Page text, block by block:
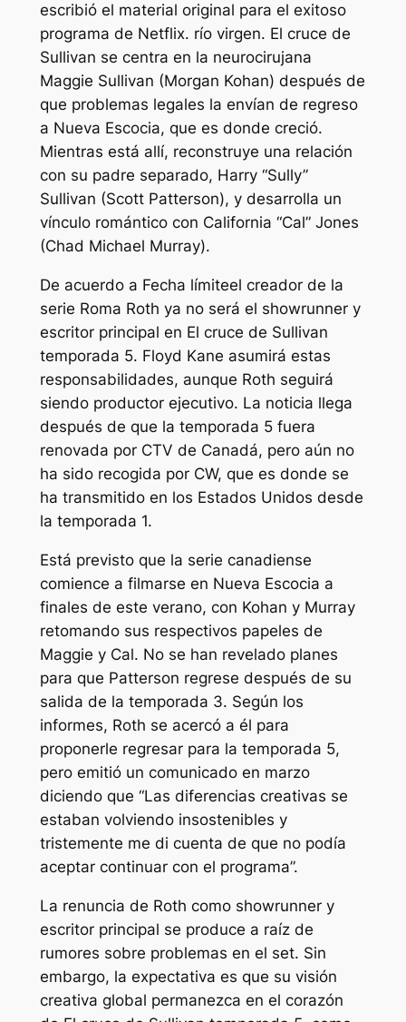
escribió el material original para el exitoso
programa de Netflix. río virgen. El cruce de
Sullivan se centra en la neurocirujana
Maggie Sullivan (Morgan Kohan) después de
que problemas legales la envían de regreso
a Nueva Escocia, que es donde creció.
Mientras está allí, reconstruye una relación
con su padre separado, Harry “Sully”
Sullivan (Scott Patterson), y desarrolla un
vínculo romántico con California “Cal” Jones
(Chad Michael Murray).
De acuerdo a Fecha límiteel creador de la
serie Roma Roth ya no será el showrunner y
escritor principal en El cruce de Sullivan
temporada 5. Floyd Kane asumirá estas
responsabilidades, aunque Roth seguirá
siendo productor ejecutivo. La noticia llega
después de que la temporada 5 fuera
renovada por CTV de Canadá, pero aún no
ha sido recogida por CW, que es donde se
ha transmitido en los Estados Unidos desde
la temporada 1.
Está previsto que la serie canadiense
comience a filmarse en Nueva Escocia a
finales de este verano, con Kohan y Murray
retomando sus respectivos papeles de
Maggie y Cal. No se han revelado planes
para que Patterson regrese después de su
salida de la temporada 3. Según los
informes, Roth se acercó a él para
proponerle regresar para la temporada 5,
pero emitió un comunicado en marzo
diciendo que “Las diferencias creativas se
estaban volviendo insostenibles y
tristemente me di cuenta de que no podía
aceptar continuar con el programa”.
La renuncia de Roth como showrunner y
escritor principal se produce a raíz de
rumores sobre problemas en el set. Sin
embargo, la expectativa es que su visión
creativa global permanezca en el corazón